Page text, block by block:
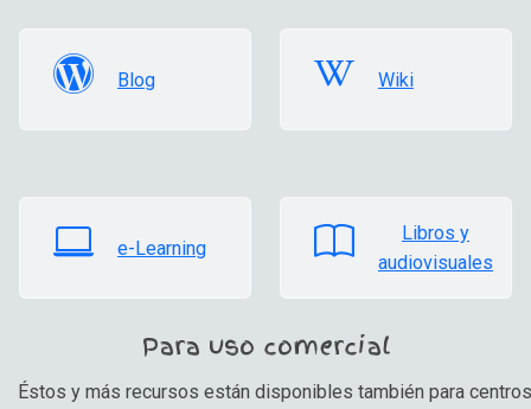
Blog Wiki
e-Learning
Libros y
audiovisuales
Para uso comercial
Éstos y más recursos están disponibles también para